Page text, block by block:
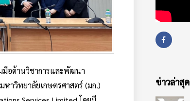
มือด้านวิชาการและพัฒนา
หาวิทยาลัยเกษตรศาสตร์ (มก.)
ข่าวล่าสุด